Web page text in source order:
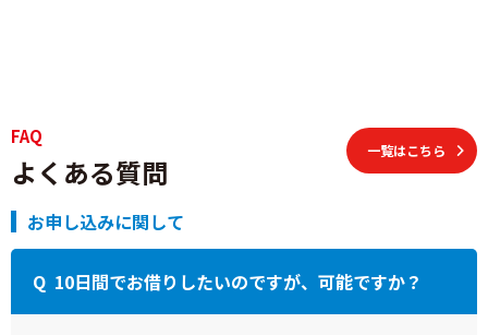
FAQ
よくある質問
一覧はこちら
お申し込みに関して
10日間でお借りしたいのですが、可能ですか？